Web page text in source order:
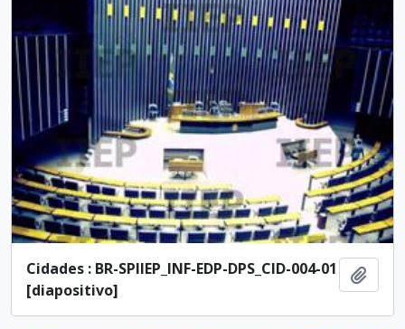
Cidades : BR-SPIIEP_INF-EDP-DPS_CID-004-01
[diapositivo]